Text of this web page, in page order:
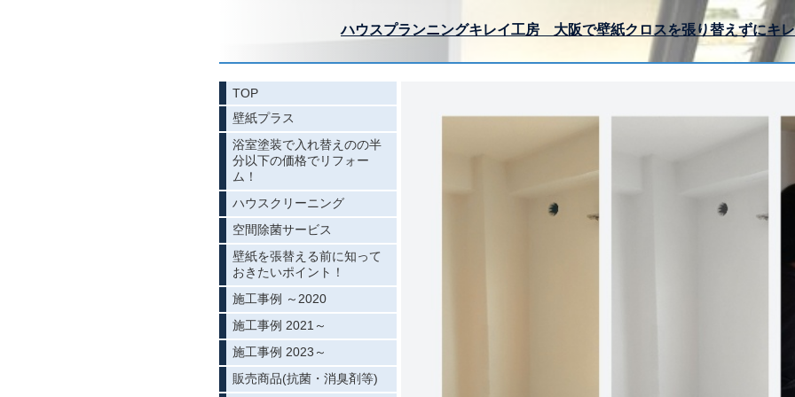
ハウスプランニングキレイ工房 大阪で壁紙クロスを張り替えずにキ
TOP
壁紙プラス
浴室塗装で入れ替えのの半
分以下の価格でリフォー
ム！
ハウスクリーニング
空間除菌サービス
壁紙を張替える前に知って
おきたいポイント！
施工事例 ～2020
施工事例 2021～
施工事例 2023～
販売商品(抗菌・消臭剤等)